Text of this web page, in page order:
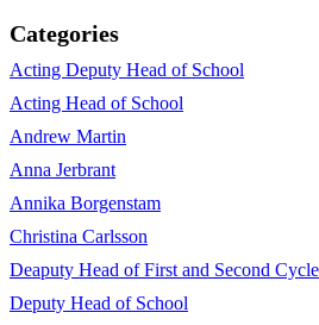
Categories
Acting Deputy Head of School
Acting Head of School
Andrew Martin
Anna Jerbrant
Annika Borgenstam
Christina Carlsson
Deaputy Head of First and Second
Deputy Head of School